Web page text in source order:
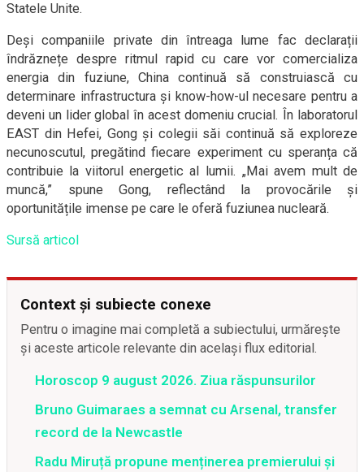
Statele Unite.
Deși companiile private din întreaga lume fac declarații
îndrăznețe despre ritmul rapid cu care vor comercializa
energia din fuziune, China continuă să construiască cu
determinare infrastructura și know-how-ul necesare pentru a
deveni un lider global în acest domeniu crucial. În laboratorul
EAST din Hefei, Gong și colegii săi continuă să exploreze
necunoscutul, pregătind fiecare experiment cu speranța că
contribuie la viitorul energetic al lumii. „Mai avem mult de
muncă,” spune Gong, reflectând la provocările și
oportunitățile imense pe care le oferă fuziunea nucleară.
Sursă articol
Context și subiecte conexe
Pentru o imagine mai completă a subiectului, urmărește
și aceste articole relevante din același flux editorial.
Horoscop 9 august 2026. Ziua răspunsurilor
Bruno Guimaraes a semnat cu Arsenal, transfer
record de la Newcastle
Radu Miruță propune menținerea premierului și